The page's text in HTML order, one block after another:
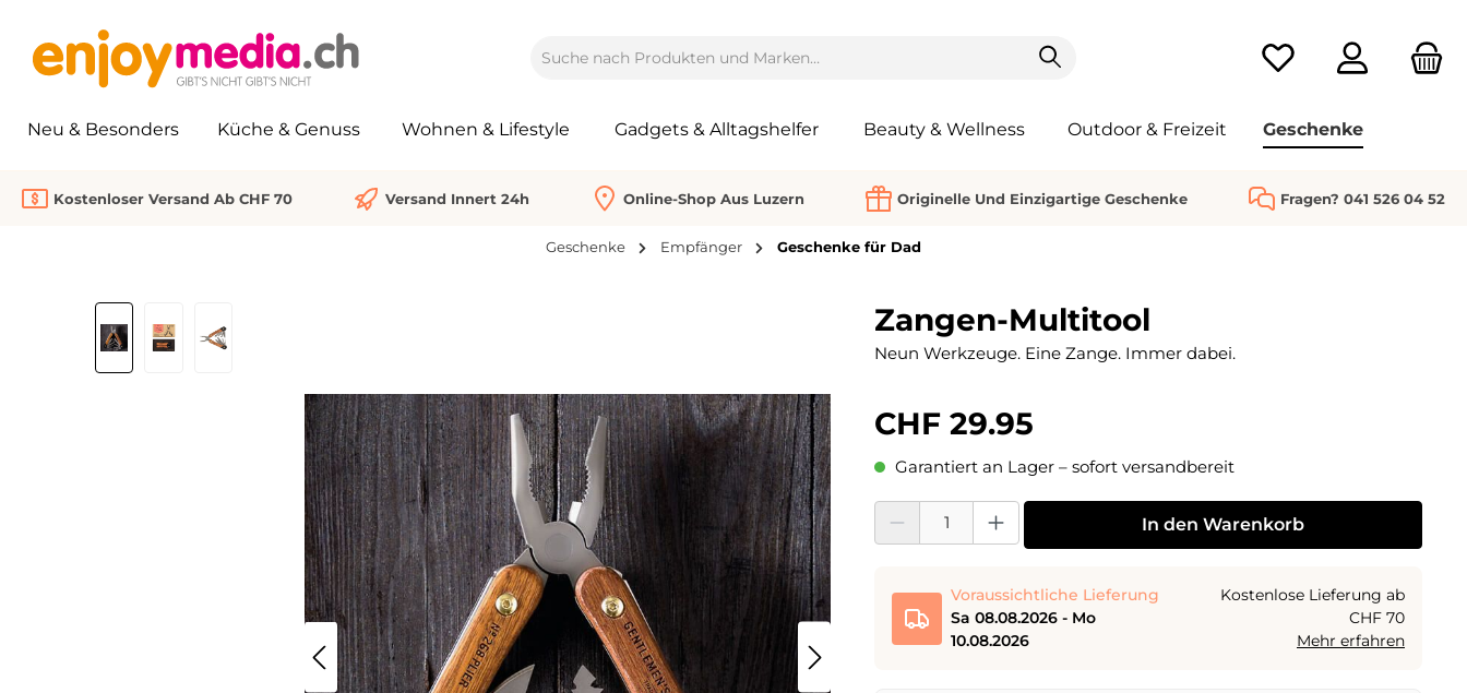
Du hast 0 Produkte
Neu & Besonders Küche & Genuss Wohnen & Lifestyle Gadgets & Alltagshelfer Beauty & Wellness Outdoor & Freizeit Geschenke
Kostenloser Versand Ab CHF 70 Versand Innert 24h Online-Shop Aus Luzern Originelle Und Einzigartige Geschenke Fragen? 041 526 04 52
Geschenke Empfänger Geschenke für Dad
Bildergalerie überspringen Zangen-Multitool
Neun Werkzeuge. Eine Zange. Immer dabei.
CHF 29.95
Garantiert an Lager – sofort versandbereit
Produkt Anzahl: Gib den gewünschten Wert ein oder benutze die Schaltflächen um die
In den Warenkorb
Voraussichtliche Lieferung
Sa 08.08.2026 - Mo
10.08.2026
Kostenlose Lieferung ab
CHF 70
Mehr erfahren